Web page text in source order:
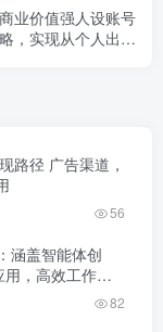
业价值强人设账号
，实现从个人出镜
路径 广告渠道，
56
涵盖智能体创
，高效工作流
82